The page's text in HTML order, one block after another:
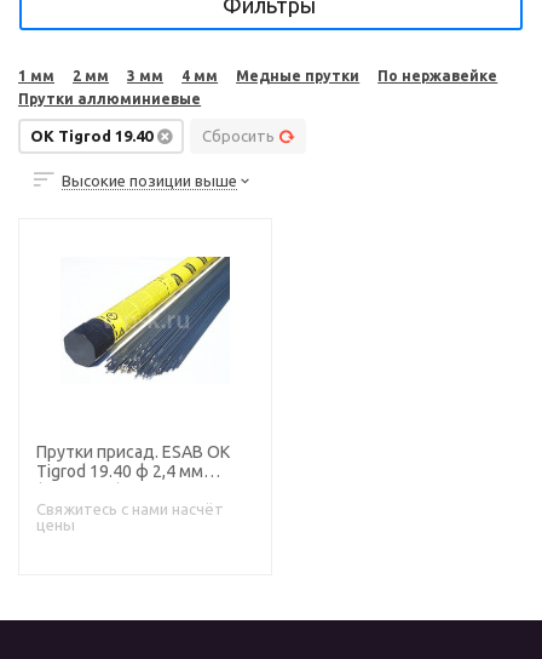
1 мм 2 мм 3 мм 4 мм Медные прутки
По нержавейке
Прутки аллюминиевые
OK Tigrod 19.40 Сбросить
Высокие позиции выше
Прутки присад. ESAB OK
Tigrod 19.40 ф 2,4 мм
Свяжитесь с нами насчёт
цены